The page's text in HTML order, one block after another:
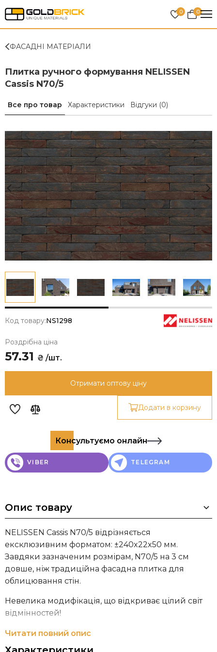
0 0
ФАСАДНІ МАТЕРІАЛИ
Плитка ручного формування NELISSEN
Cassis N70/5
Все про товар Характеристики Відгуки (0)
Код товару:NS1298
Роздрібна ціна
57.31 ₴ /шт.
Отримати оптову ціну
Додати в корзину
Консультуємо онлайн
VIBER TELEGRAM
Опис товару
NELISSEN Cassis N70/5 відрізняється
ексклюзивним форматом: ±240x22x50 мм.
Завдяки зазначеним розмірам, N70/5 на 3 см
довше, ніж традиційна фасадна плитка для
облицювання стін.
Невелика модифікація, що відкриває цілий світ
відмінностей!
N70/5 також легко піддається обробці.
Витончення плитки знижує його витрати на м².
Читати повний опис